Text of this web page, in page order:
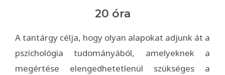
20 óra
A tantárgy célja, hogy olyan alapokat adjunk át a
pszichológia tudományából, amelyeknek a
megértése elengedhetetlenül szükséges a